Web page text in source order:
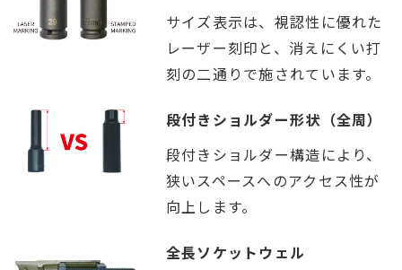
サイズ表示は、視認性に優れた
レーザー刻印と、消えにくい打
刻の二通りで施されています。
段付きショルダー形状（全周）
段付きショルダー構造により、
狭いスペースへのアクセス性が
向上します。
全長ソケットウェル